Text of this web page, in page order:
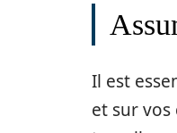
Il est
et sur